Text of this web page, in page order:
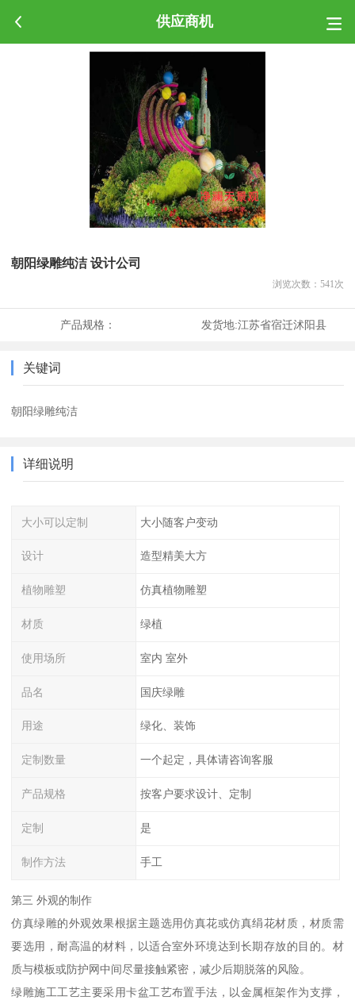
供应商机
朝阳绿雕纯洁 设计公司
浏览次数： 541 次
产品规格： 发货地:江苏省宿迁沭阳县
关键词
朝阳绿雕纯洁
详细说明
大小可以定制 大小随客户变动
设计 造型精美大方
植物雕塑 仿真植物雕塑
材质 绿植
使用场所 室内 室外
品名 国庆绿雕
用途 绿化、装饰
定制数量 一个起定，具体请咨询客服
产品规格 按客户要求设计、定制
定制 是
制作方法 手工
第三 外观的制作
仿真绿雕的外观效果根据主题选用仿真花或仿真绢花材质，材质需
要选用，耐高温的材料，以适合室外环境达到长期存放的目的。材
质与模板或防护网中间尽量接触紧密，减少后期脱落的风险。
绿雕施工工艺主要采用卡盆工艺布置手法，以金属框架作为支撑，